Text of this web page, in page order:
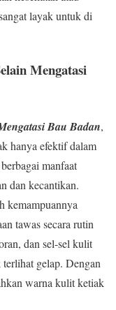
layak untuk di
Mengatasi
Bau Badan,
hanya efektif dalam
manfaat
dan kecantikan.
kemampuannya
tawas secara rutin
dan sel-sel kulit
gelap. Dengan
warna kulit ketiak